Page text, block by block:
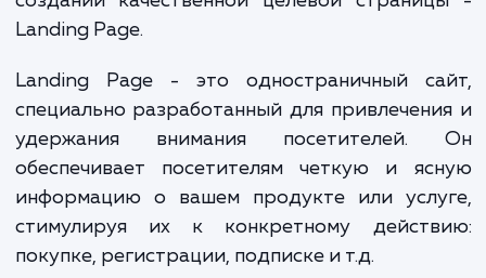
представлял ваш бизнес в лучшем
отвечал на их вопросы быстро и
Как результат, возникает
создании качественной целевой
Landing Page.
Landing Page - это одностраничный
специально разработанный для
удержания внимания